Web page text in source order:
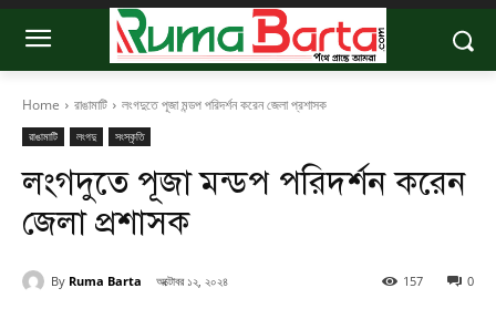
Home রাঙামাটি লংগদুতে পূজা মন্ডপ পরিদর্শন করেন জেলা প্রশাসক
রাঙামাটি লংগদু সংস্কৃতি
লংগদুতে পূজা মন্ডপ পরিদর্শন করেন
জেলা প্রশাসক
By Ruma Barta অক্টোবর ১২, ২০২৪ 0
157